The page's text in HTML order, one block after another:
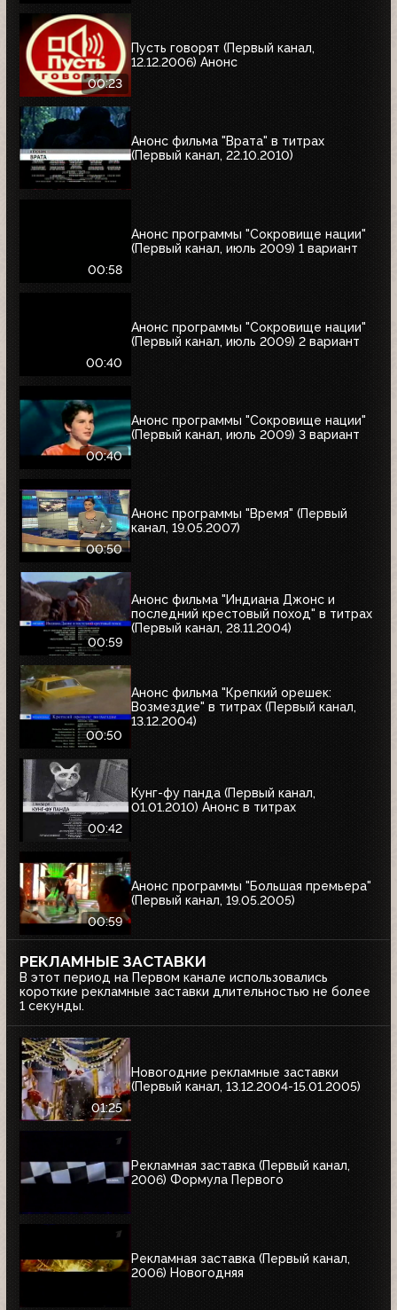
00:23
Пусть говорят (Первый канал,
12.12.2006) Анонс
Анонс фильма "Врата" в титрах
(Первый канал, 22.10.2010)
00:58
Анонс программы "Сокровище нации"
(Первый канал, июль 2009) 1 вариант
00:40
Анонс программы "Сокровище нации"
(Первый канал, июль 2009) 2 вариант
00:40
Анонс программы "Сокровище нации"
(Первый канал, июль 2009) 3 вариант
00:50
Анонс программы "Время" (Первый
канал, 19.05.2007)
00:59
Анонс фильма "Индиана Джонс и
последний крестовый поход" в титрах
(Первый канал, 28.11.2004)
00:50
Анонс фильма "Крепкий орешек:
Возмездие" в титрах (Первый канал,
13.12.2004)
00:42
Кунг-фу панда (Первый канал,
01.01.2010) Анонс в титрах
00:59
Анонс программы "Большая премьера"
(Первый канал, 19.05.2005)
РЕКЛАМНЫЕ ЗАСТАВКИ
В этот период на Первом канале использовались
короткие рекламные заставки длительностью не более
1 секунды.
01:25
Новогодние рекламные заставки
(Первый канал, 13.12.2004-15.01.2005)
Рекламная заставка (Первый канал,
2006) Формула Первого
Рекламная заставка (Первый канал,
2006) Новогодняя